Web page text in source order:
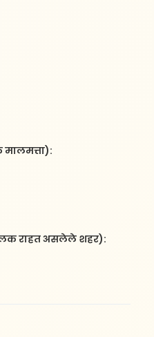
राहत असलेले शहर):